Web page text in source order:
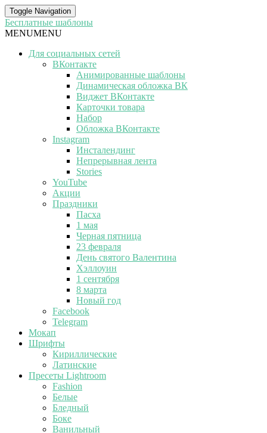
Toggle Navigation
Бесплатные шаблоны
MENUMENU
Для социальных сетей
ВКонтакте
Анимированные шаблоны
Динамическая обложка ВК
Виджет ВКонтакте
Карточки товара
Набор
Обложка ВКонтакте
Instagram
Инсталендинг
Непрерывная лента
Stories
YouTube
Акции
Праздники
Пасха
1 мая
Черная пятница
23 февраля
День святого Валентина
Хэллоуин
1 сентября
8 марта
Новый год
Facebook
Telegram
Мокап
Шрифты
Кириллические
Латинские
Пресеты Lightroom
Fashion
Белые
Бледный
Боке
Ванильный